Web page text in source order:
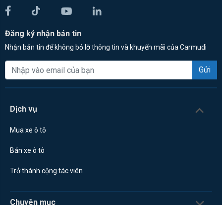
Đăng ký nhận bản tin
Nhận bản tin để không bỏ lỡ thông tin và khuyến mãi của Carmudi
Gửi
Dịch vụ
Mua xe ô tô
Bán xe ô tô
Trở thành cộng tác viên
Chuyên mục